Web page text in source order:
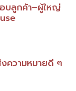
อบลูกค้า–ผู้ใหญ่
ความหมายดี ๆ